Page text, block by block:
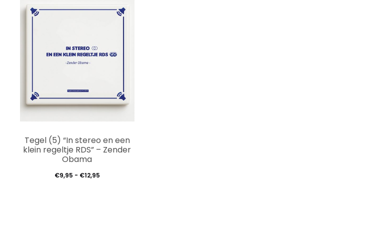
Tegel (5) “In stereo en een
klein regeltje RDS” – Zender
Obama
€9,95 - €12,95Prijsklasse: